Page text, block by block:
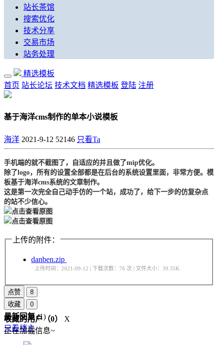
站长茶馆
搜索优化
技术分享
交易市场
站务处理
精选模板
首页 站长论坛 技术文档 精选模板 登陆 注册
基于海洋cms制作的单本小说模板
海洋 2021-9-12 52146 只看Ta
手机端的就不截图了，自适应的并且做了mip优化。
除了logo，所有的设置全部都是在后台的系统设置里面，非常方便。模
板基于海洋cms系统的文章制作。
这是第一次完全自己动手仿的一个站，成功了，给下一步的仿复杂点
的站不少信心。
上传的附件：
danben.zip
· 上传时间：2021-09-12 | 下载次数：76 次 | 文件大小：39.35K
点赞
8
收藏
0
收藏的用户（0）
X
正在加载信息~
最新回复(1)
只看楼主